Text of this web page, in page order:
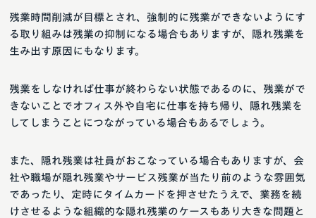
残業時間削減が目標とされ、強制的に残業ができないようにす
る取り組みは残業の抑制になる場合もありますが、隠れ残業を
生み出す原因にもなります。
残業をしなければ仕事が終わらない状態であるのに、残業がで
きないことでオフィス外や自宅に仕事を持ち帰り、隠れ残業を
してしまうことにつながっている場合もあるでしょう。
また、隠れ残業は社員がおこなっている場合もありますが、会
社や職場が隠れ残業やサービス残業が当たり前のような雰囲気
であったり、定時にタイムカードを押させたうえで、業務を続
けさせるような組織的な隠れ残業のケースもあり大きな問題と